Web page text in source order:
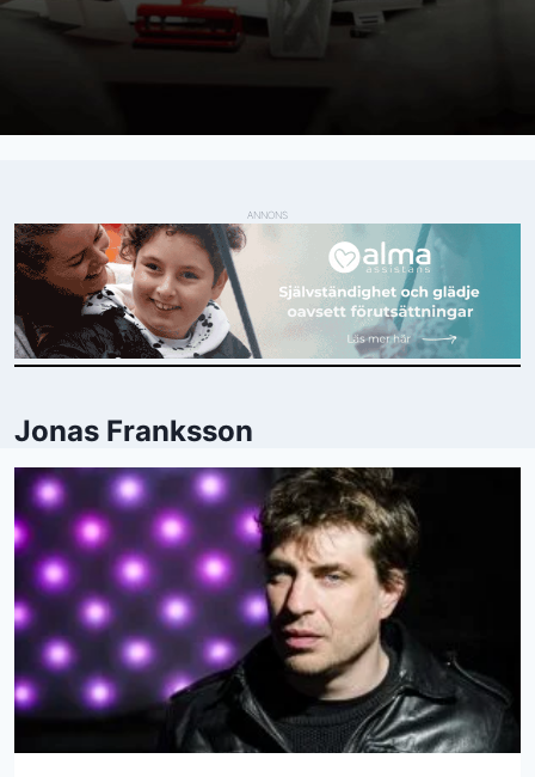
ANNONS
Jonas Franksson